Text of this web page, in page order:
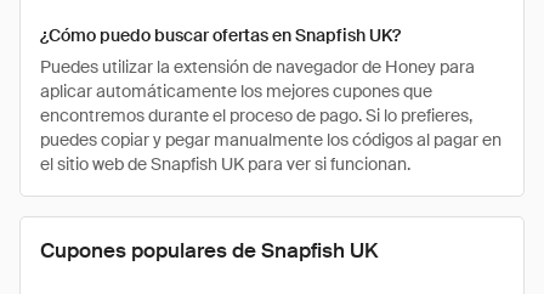
¿Cómo puedo buscar ofertas en Snapfish UK?
Puedes utilizar la extensión de navegador de Honey para
aplicar automáticamente los mejores cupones que
encontremos durante el proceso de pago. Si lo prefieres,
puedes copiar y pegar manualmente los códigos al pagar en
el sitio web de Snapfish UK para ver si funcionan.
Cupones populares de Snapfish UK